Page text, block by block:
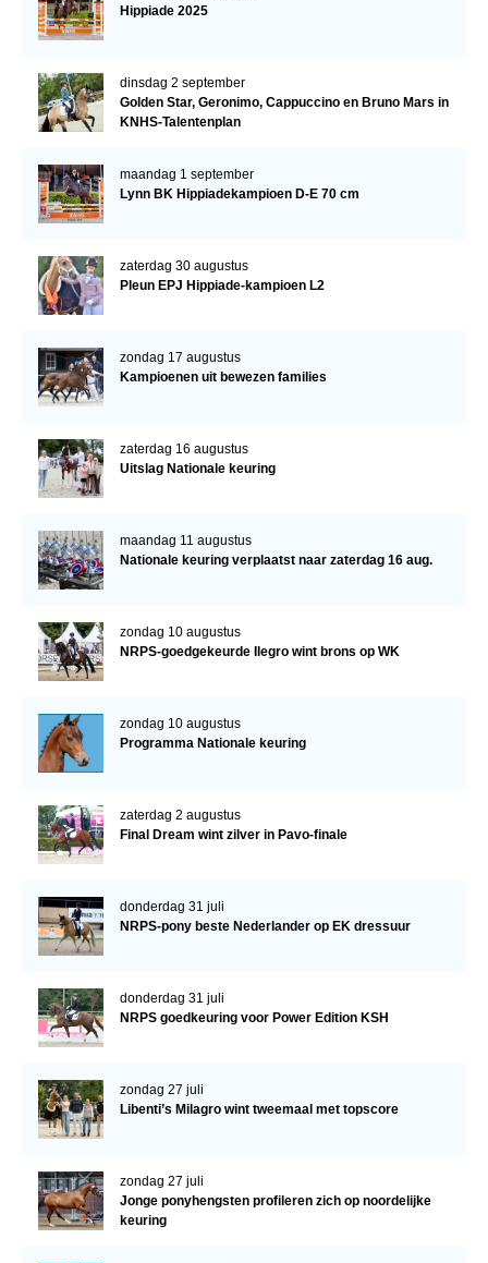
Hippiade 2025
dinsdag 2 september
Golden Star, Geronimo, Cappuccino en Bruno Mars in
KNHS-Talentenplan
maandag 1 september
Lynn BK Hippiadekampioen D-E 70 cm
zaterdag 30 augustus
Pleun EPJ Hippiade-kampioen L2
zondag 17 augustus
Kampioenen uit bewezen families
zaterdag 16 augustus
Uitslag Nationale keuring
maandag 11 augustus
Nationale keuring verplaatst naar zaterdag 16 aug.
zondag 10 augustus
NRPS-goedgekeurde Ilegro wint brons op WK
zondag 10 augustus
Programma Nationale keuring
zaterdag 2 augustus
Final Dream wint zilver in Pavo-finale
donderdag 31 juli
NRPS-pony beste Nederlander op EK dressuur
donderdag 31 juli
NRPS goedkeuring voor Power Edition KSH
zondag 27 juli
Libenti’s Milagro wint tweemaal met topscore
zondag 27 juli
Jonge ponyhengsten profileren zich op noordelijke
keuring